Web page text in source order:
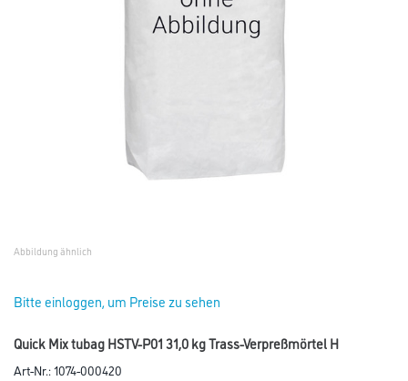
Abbildung ähnlich
Bitte einloggen, um Preise zu sehen
Quick Mix tubag HSTV-P01 31,0 kg Trass-Verpreßmörtel H
Art-Nr.:1074-000420